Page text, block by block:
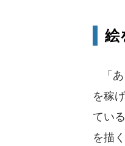
絵
「あ
を稼
てい
を描